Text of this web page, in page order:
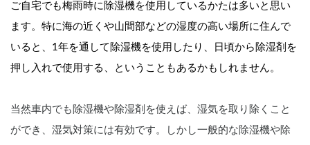
ご自宅でも梅雨時に除湿機を使用しているかたは多いと思い
ます。特に海の近くや山間部などの湿度の高い場所に住んで
いると、1年を通して除湿機を使用したり、日頃から除湿剤を
押し入れで使用する、ということもあるかもしれません。
当然車内でも除湿機や除湿剤を使えば、湿気を取り除くこと
ができ、湿気対策には有効です。しかし一般的な除湿機や除